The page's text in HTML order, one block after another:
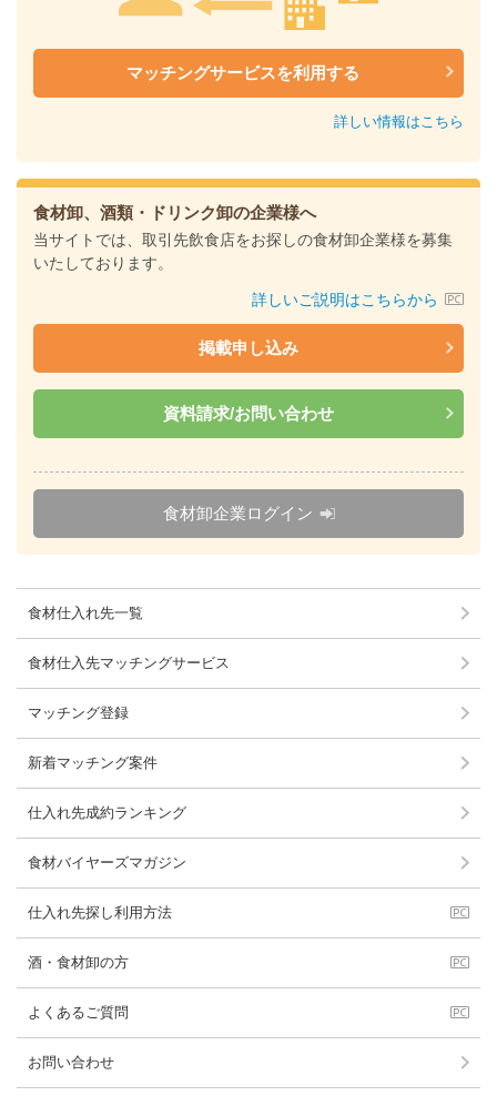
マッチングサービスを利用する
詳しい情報はこちら
食材卸、酒類・ドリンク卸の企業様へ
当サイトでは、取引先飲食店をお探しの食材卸企業様を募集
いたしております。
詳しいご説明はこちらから
掲載申し込み
資料請求/お問い合わせ
食材卸企業ログイン
食材仕入れ先一覧
食材仕入先マッチングサービス
マッチング登録
新着マッチング案件
仕入れ先成約ランキング
食材バイヤーズマガジン
仕入れ先探し利用方法
酒・食材卸の方
よくあるご質問
お問い合わせ